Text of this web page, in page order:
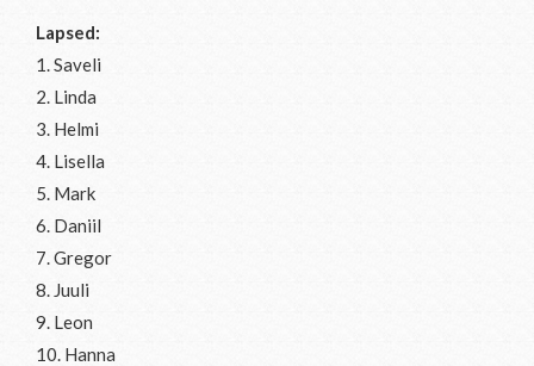
Lapsed:
1. Saveli
2. Linda
3. Helmi
4. Lisella
5. Mark
6. Daniil
7. Gregor
8. Juuli
9. Leon
10. Hanna